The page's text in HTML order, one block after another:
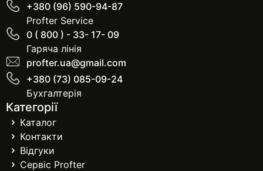
+380 (96) 590-94-87
Profter Service
0 ( 800 ) - 33- 17- 09
Гаряча лінія
profter.ua@gmail.com
+380 (73) 085-09-24
Бухгалтерія
Категорії
Каталог
Контакти
Відгуки
Сервіс Profter